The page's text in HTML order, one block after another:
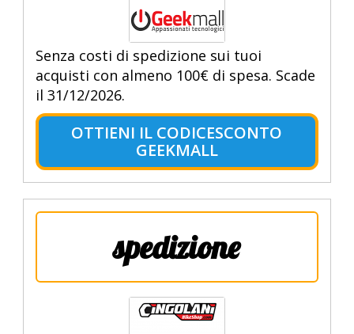
Senza costi di spedizione sui tuoi
acquisti con almeno 100€ di spesa. Scade
il 31/12/2026.
OTTIENI IL CODICESCONTO
GEEKMALL
spedizione